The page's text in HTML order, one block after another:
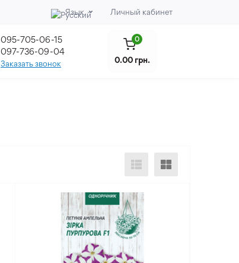
Язык Личный кабинет
095-705-06-15
097-736-09-04
Заказать звонок
0
0.00 грн.